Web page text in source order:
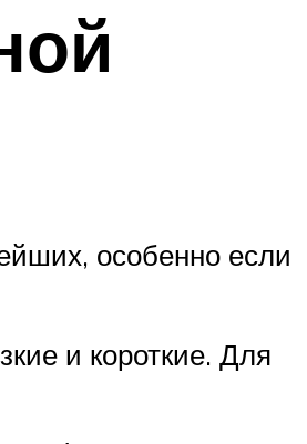
особенно если
и короткие. Для